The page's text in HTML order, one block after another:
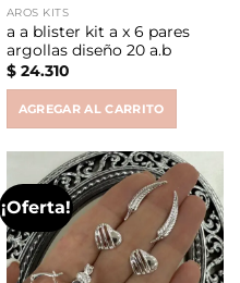
AROS KITS
a a blister kit a x 6 pares
argollas diseño 20 a.b
$24.310
AGREGAR AL CARRITO
¡Oferta!